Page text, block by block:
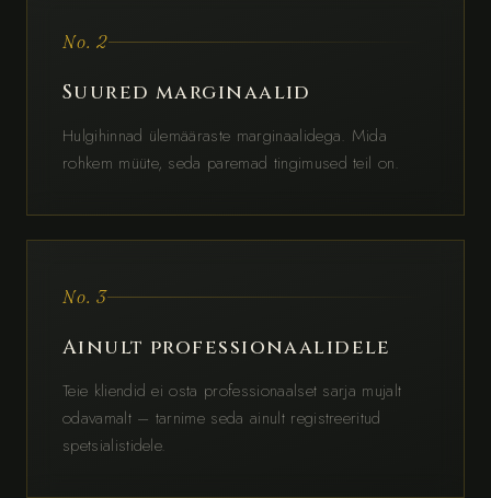
No. 2
Suured marginaalid
Hulgihinnad ülemääraste marginaalidega. Mida
rohkem müüte, seda paremad tingimused teil on.
No. 3
Ainult professionaalidele
Teie kliendid ei osta professionaalset sarja mujalt
odavamalt – tarnime seda ainult registreeritud
spetsialistidele.